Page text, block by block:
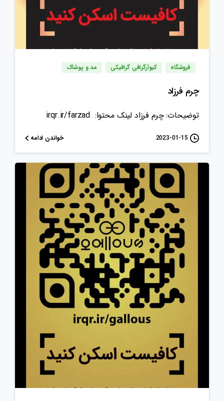
فروشگاه کیوآرگرافی گرافیکی مد و پوشاک
چرم فرزاد
توضیحات: چرم فرزاد لینک محتوا: irqr.ir/farzad
2023-01-15 خواندن ادامه